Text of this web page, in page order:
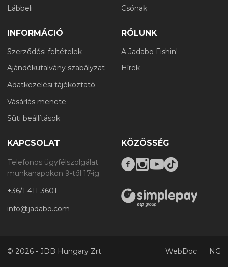
Lábbeli
Csónak
INFORMÁCIÓ
Szerződési feltételek
Ajándékutalvány szabályzat
Adatkezelési tájékoztató
Vásárlás menete
Süti beállítások
RÓLUNK
A Jadabo Fishin'
Hírek
KAPCSOLAT
Telefonos ügyfélszolgálat
munkanapokon 9-től 17-ig
+36/1 411 3601
info@jadabo.com
KÖZÖSSÉG
© 2026 - JDB Hungary Zrt. WebDoc NG